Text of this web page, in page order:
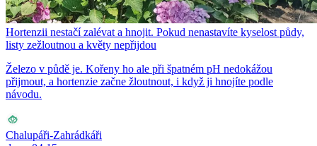
Hortenzii nestačí zalévat a hnojit. Pokud nenastavíte kyselost půdy,
listy zežloutnou a květy nepřijdou
Železo v půdě je. Kořeny ho ale při špatném pH nedokážou
přijmout, a hortenzie začne žloutnout, i když ji hnojíte podle
návodu.
Chalupáři-Zahrádkáři